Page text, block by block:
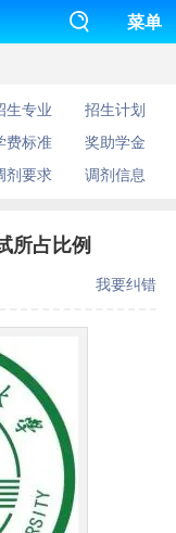
菜单
生专业
招生计划
费标准
奖助学金
剂要求 调剂信息
所占比例
我要纠错